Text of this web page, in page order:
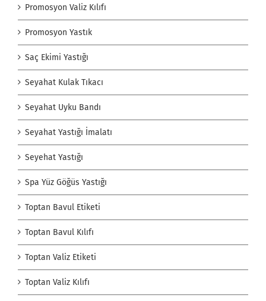
Promosyon Valiz Kılıfı
Promosyon Yastık
Saç Ekimi Yastığı
Seyahat Kulak Tıkacı
Seyahat Uyku Bandı
Seyahat Yastığı İmalatı
Seyehat Yastığı
Spa Yüz Göğüs Yastığı
Toptan Bavul Etiketi
Toptan Bavul Kılıfı
Toptan Valiz Etiketi
Toptan Valiz Kılıfı